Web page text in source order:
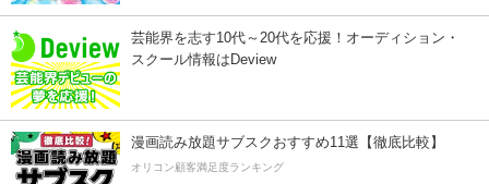
芸能界を志す10代～20代を応援！オーディション・
スクール情報はDeview
漫画読み放題サブスクおすすめ11選【徹底比較】
オリコン顧客満足度ランキング